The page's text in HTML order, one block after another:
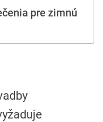
pre zimnú